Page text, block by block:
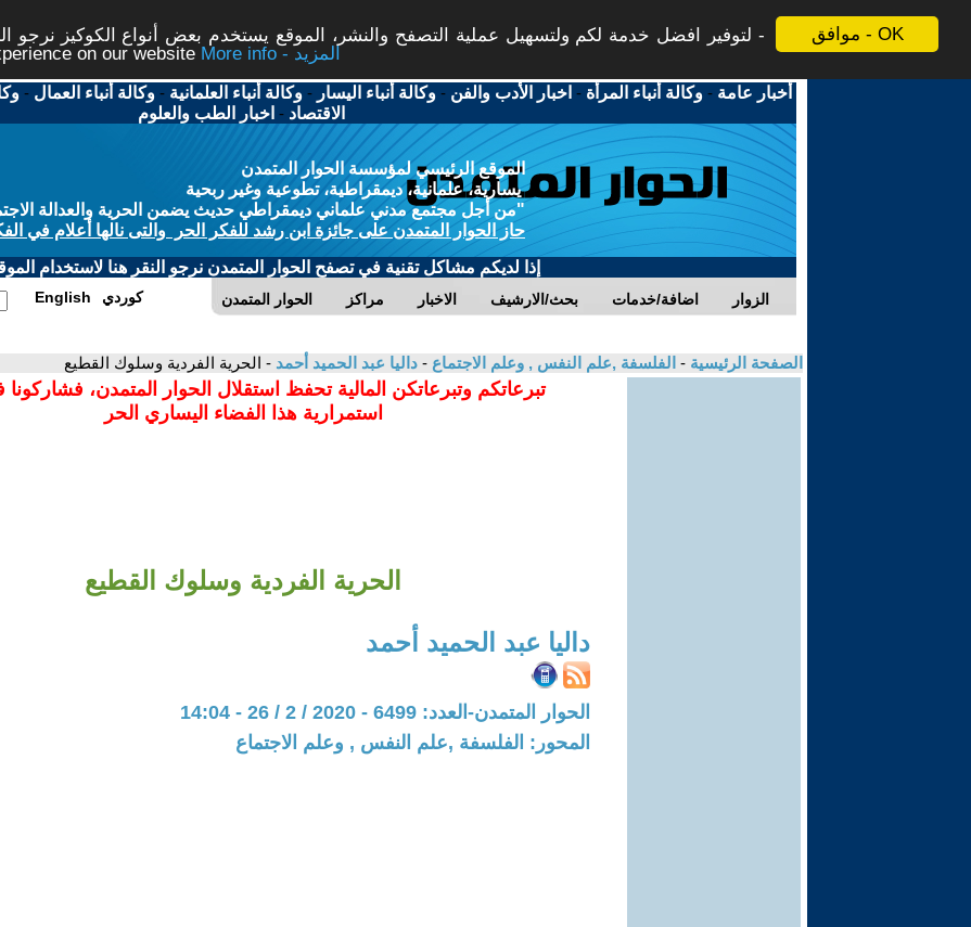
موافق - OK
لتوفير افضل خدمة لكم ولتسهيل عملية التصفح والنشر، الموقع يستخدم بعض أنواع الكوكيز نرجو
on our website
More info - المزيد
أخبار عامة -وكالة أنباء المرأة - اخبار الأدب والفن -وكالة أنباء اليسار -وكالة أنباء العلمانية -وكالة أنباء العمال -
الاقتصاد - اخبار الطب والعلوم
الموقع الرئيسي لمؤسسة الحوار المتمدن
يسارية، علمانية، ديمقراطية، تطوعية وغير ربحية
"من أجل مجتمع مدني علماني ديمقراطي حديث يضمن الحرية والعدالة
حاز الحوار المتمدن على جائزة ابن رشد للفكر الحر والتى نالها أعلام في
إذا لديكم مشاكل تقنية في تصفح الحوار المتمدن نرجو النقر هنا لاستخدام
الحوار المتمدن مراكز الاخبار بحث/الارشيف اضافة/خدمات الزوار English كوردي
الصفحة الرئيسية - الفلسفة ,علم النفس , وعلم الاجتماع - داليا عبد الحميد أحمد - الحرية الفردية وسلوك القطيع
تبرعاتكم وتبرعاتكن المالية تحفظ استقلال الحوار المتمدن،
استمرارية هذا الفضاء اليساري الحر
الحرية الفردية وسلوك القطيع
داليا عبد الحميد أحمد
الحوار المتمدن-العدد: 6499 - 2020 / 2 / 26 - 14:04
المحور: الفلسفة ,علم النفس , وعلم الاجتماع